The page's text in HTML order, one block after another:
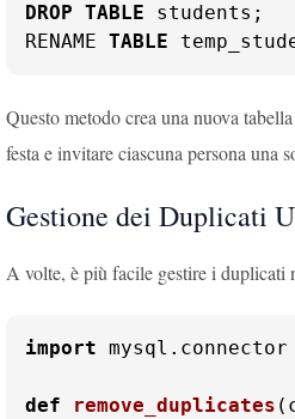
DROP TABLE students;
RENAME TABLE
Questo metodo crea una nuova
festa e invitare ciascuna persona una
Gestione dei Duplicati
A volte, è più facile gestire i
import mysql.connector
def remove_duplicates (